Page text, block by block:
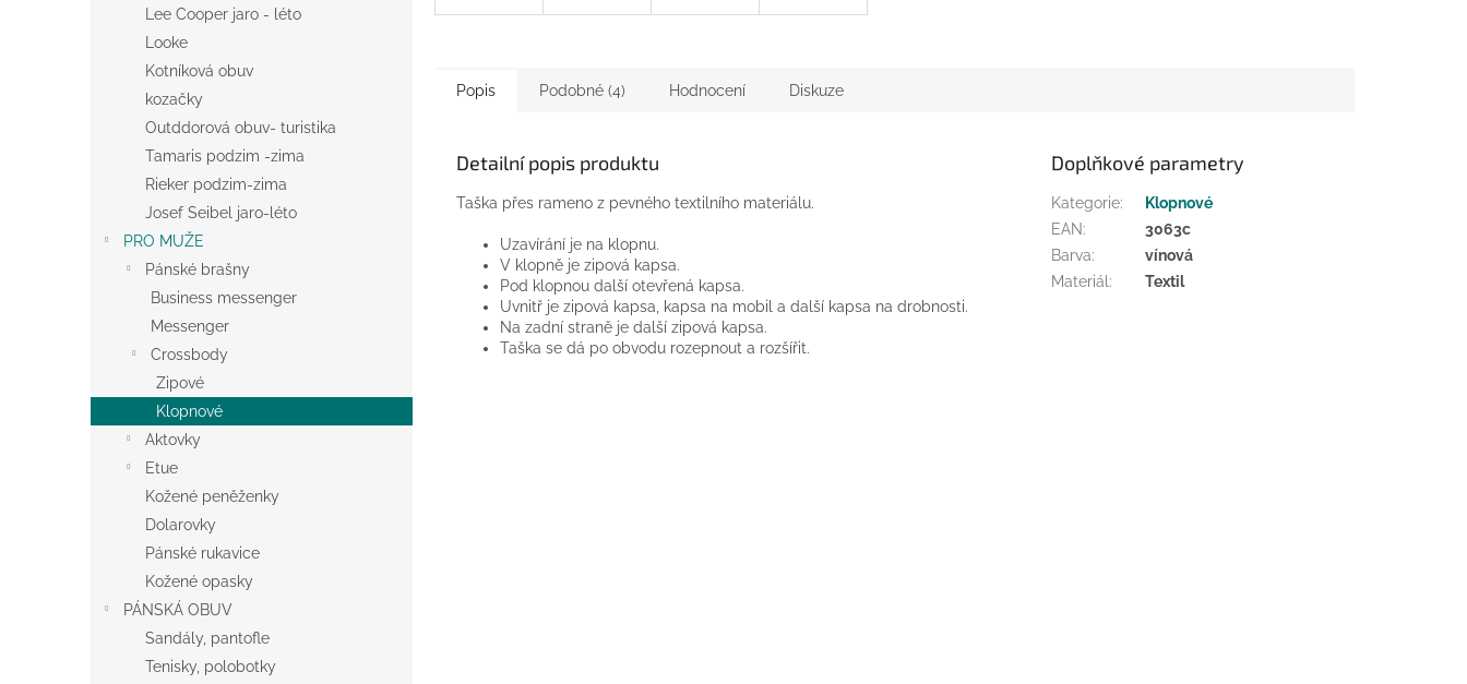
Lee Cooper jaro - léto
Looke
Kotníková obuv
kozačky
Outddorová obuv- turistika
Tamaris podzim -zima
Rieker podzim-zima
Josef Seibel jaro-léto
PRO MUŽE
Pánské brašny
Business messenger
Messenger
Crossbody
Zipové
Klopnové
Aktovky
Etue
Kožené peněženky
Dolarovky
Pánské rukavice
Kožené opasky
PÁNSKÁ OBUV
Sandály, pantofle
Tenisky, polobotky
Popis Podobné (4) Hodnocení Diskuze
Detailní popis produktu
Taška přes rameno z pevného textilního materiálu.
Uzavírání je na klopnu.
V klopně je zipová kapsa.
Pod klopnou další otevřená kapsa.
Uvnitř je zipová kapsa, kapsa na mobil a další kapsa na drobnosti.
Na zadní straně je další zipová kapsa.
Taška se dá po obvodu rozepnout a rozšířit.
Doplňkové parametry
Kategorie:
Klopnové
EAN:
3063c
Barva:
vínová
Materiál: Textil